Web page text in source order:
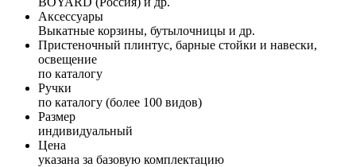
Аксессуары
Выкатные корзины, бутылочницы и др.
Пристеночный плинтус, барные стойки и навески,
освещение
по каталогу
Ручки
по каталогу (более 100 видов)
Размер
индивидуальный
Цена
указана за базовую комплектацию